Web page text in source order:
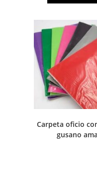
Carpeta oficio
gusano